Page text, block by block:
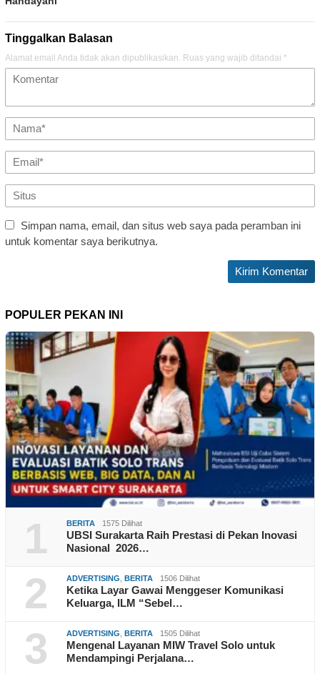
Tinggalkan Balasan
Alamat email Anda tidak akan dipublikasikan. Ruas yang wajib ditandai *
Simpan nama, email, dan situs web saya pada peramban ini
untuk komentar saya berikutnya.
POPULER PEKAN INI
1 BERITA 1575 Dilihat
UBSI Surakarta Raih Prestasi di Pekan Inovasi
Nasional 2026…
2 ADVERTISING BERITA 1506 Dilihat
Ketika Layar Gawai Menggeser Komunikasi
Keluarga, ILM “Sebel…
3 ADVERTISING BERITA 1505 Dilihat
Mengenal Layanan MIW Travel Solo untuk
Mendampingi Perjalana…